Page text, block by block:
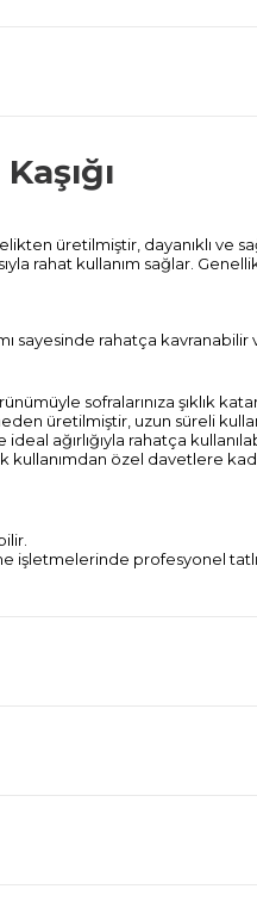
üretilmiştir, dayanıklı ve
rahat kullanım sağlar.
sayesinde rahatça kavranabilir
sofralarınıza şıklık
üretilmiştir, uzun süreli
ağırlığıyla rahatça
kullanımdan özel davetlere
işletmelerinde profesyonel